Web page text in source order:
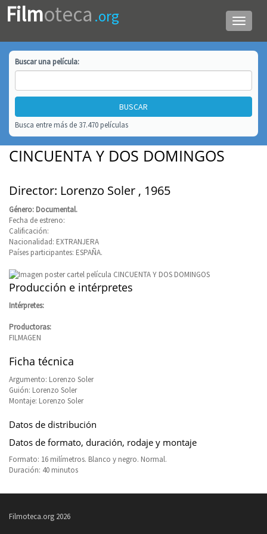
Menú
de
Filmoteca .org
Buscar unapelícula:
Busca entre más de 37.470 películas
CINCUENTA Y DOS DOMINGOS
Director: Lorenzo Soler , 1965
Género: Documental.
Fecha de estreno:
Calificación:
Nacionalidad: EXTRANJERA
Países participantes: ESPAÑA.
Producción e intérpretes
Intérpretes:
Productoras:
FILMAGEN
Ficha técnica
Argumento: Lorenzo Soler
Guión: Lorenzo Soler
Montaje: Lorenzo Soler
Datos de distribución
Datos de formato, duración, rodaje y montaje
Formato: 16 milímetros. Blanco y negro. Normal.
Duración: 40 minutos
Filmoteca.org 2026